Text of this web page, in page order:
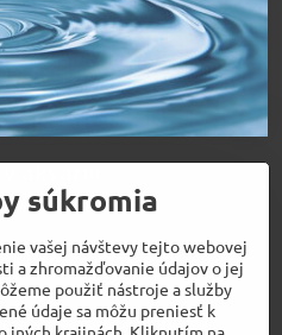
akváriu
vodu
súkromia
vašej návštevy tejto webovej
a zhromažďovanie údajov o jej
použiť nástroje a služby
údaje sa môžu preniesť k